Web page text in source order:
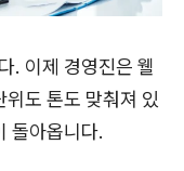
. 이제 경영진은 웰
도 톤도 맞춰져 있
돌아옵니다.